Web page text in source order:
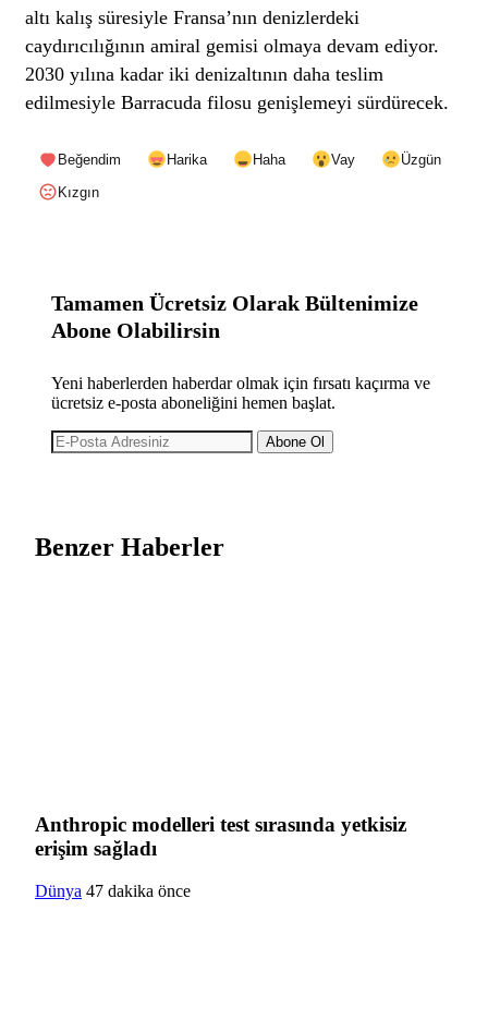
altı kalış süresiyle Fransa’nın denizlerdeki
caydırıcılığının amiral gemisi olmaya devam ediyor.
2030 yılına kadar iki denizaltının daha teslim
edilmesiyle Barracuda filosu genişlemeyi sürdürecek.
Beğendim Harika Haha Vay
Üzgün
Kızgın
Tamamen Ücretsiz Olarak Bültenimize
Abone Olabilirsin
Yeni haberlerden haberdar olmak için fırsatı kaçırma ve
ücretsiz e-posta aboneliğini hemen başlat.
Abone Ol
Benzer Haberler
Anthropic modelleri test sırasında yetkisiz
erişim sağladı
Dünya 47 dakika önce